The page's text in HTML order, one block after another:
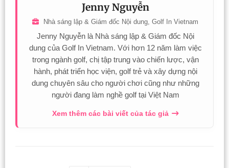
Jenny Nguyễn
Nhà sáng lập & Giám đốc Nội dung, Golf In Vietnam
Jenny Nguyễn là Nhà sáng lập & Giám đốc Nội
dung của Golf In Vietnam. Với hơn 12 năm làm việc
trong ngành golf, chị tập trung vào chiến lược, vận
hành, phát triển học viện, golf trẻ và xây dựng nội
dung chuyên sâu cho người chơi cũng như những
người đang làm nghề golf tại Việt Nam
Xem thêm các bài viết của tác giả